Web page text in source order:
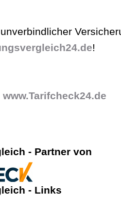
!
www.Tarifcheck24.de
- Partner von
- Links